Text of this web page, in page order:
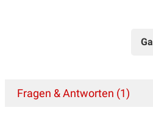
Fragen & Antworten (1)